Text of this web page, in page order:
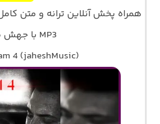
MP3 با جهش موزیک ❤️ همراه باشید
4 (jaheshMusic)